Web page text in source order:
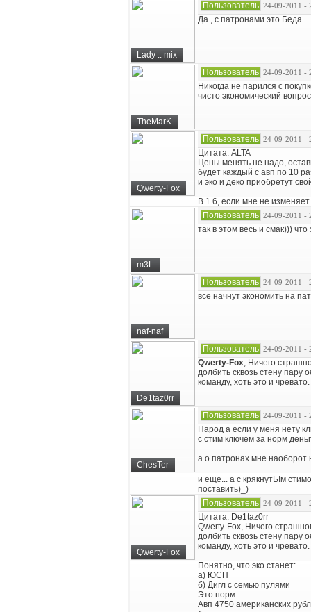
Lady .. mix
Пользователь 24-09-2011 -
Да , с патронами это Беда
TheMarK
Пользователь 24-09-2011 -
Никогда не парился с
чисто экономический
Qwerty-Fox
Пользователь 24-09-2011 -
Цитата: ALTA
Цены менять не надо,
будет каждый с авп по 10
и эко и деко приобретут
В 1.6, если мне не
m3L
Пользователь 24-09-2011 -
так в этом весь и смак)))
naf-naf
Пользователь 24-09-2011 -
все начнут экономить на
De1taz0rr
Пользователь 24-09-2011 -
Qwerty-Fox, Ничего
долбить сквозь стену пару
команду, хоть это и чревато.
ChesTer
Пользователь 24-09-2011 -
Народ а если у меня нету
с стим ключем за норм
а о патронах мне наоборот
и еще... а с крякнутЬІм
поставить)_)
Qwerty-Fox
Пользователь 24-09-2011 -
Цитата: De1taz0rr
Qwerty-Fox, Ничего
долбить сквозь стену пару
команду, хоть это и чревато.
Понятно, что эко станет:
а) ЮСП
б) Дигл с семью пулями
Это норм.
Авп 4750 американских